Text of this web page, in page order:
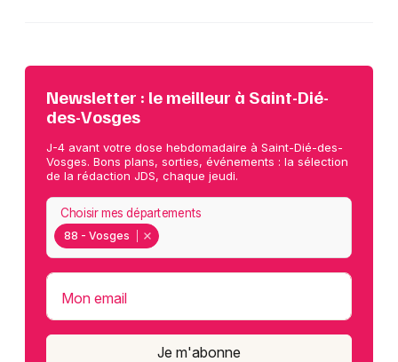
Newsletter : le meilleur à Saint-Dié-
des-Vosges
J-4 avant votre dose hebdomadaire à Saint-Dié-des-
Vosges. Bons plans, sorties, événements : la sélection
de la rédaction JDS, chaque jeudi.
88 - Vosges
Choisir mes départements
Mon email
Je m'abonne